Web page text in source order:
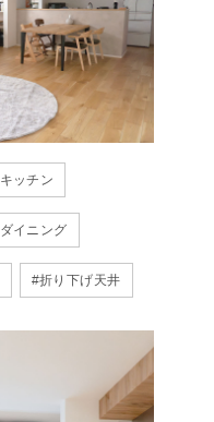
キッチン
ダイニング
#折り下げ天井